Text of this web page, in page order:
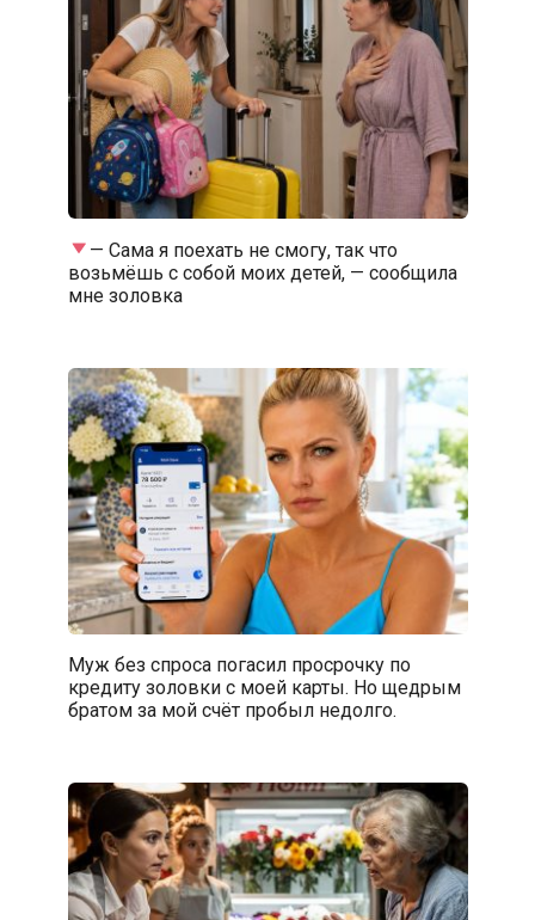
— Сама я поехать не смогу, так что
возьмёшь с собой моих детей, — сообщила
мне золовка
Муж без спроса погасил просрочку по
кредиту золовки с моей карты. Но щедрым
братом за мой счёт пробыл недолго.